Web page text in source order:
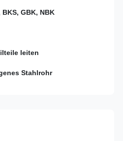
BKS, GBK, NBK
leiten
Stahlrohr